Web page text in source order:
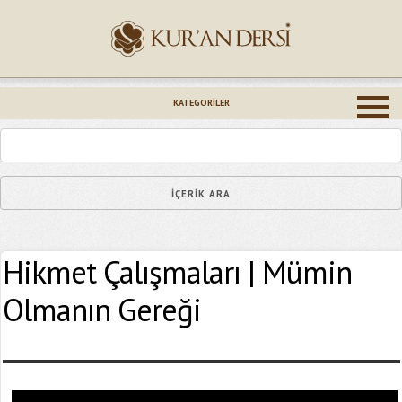
KATEGORILER
Hikmet Çalışmaları | Mümin
Olmanın Gereği
Epostanız (*)
Yaşadığınız Hatanın Ayrıntıları